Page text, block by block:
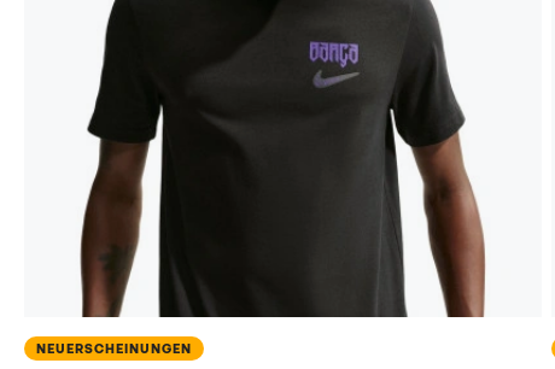
NEUERSCHEINUNGEN